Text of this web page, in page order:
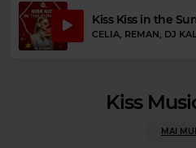
Kiss Kiss in the
CELIA, REMAN, DJ
Kiss
MAI